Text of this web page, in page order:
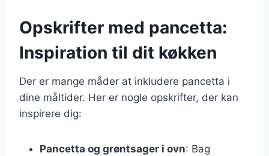
Opskrifter med pancetta:
Inspiration til dit køkken
Der er mange måder at inkludere pancetta i
dine måltider. Her er nogle opskrifter, der kan
inspirere dig:
Pancetta og grøntsager i ovn: Bag